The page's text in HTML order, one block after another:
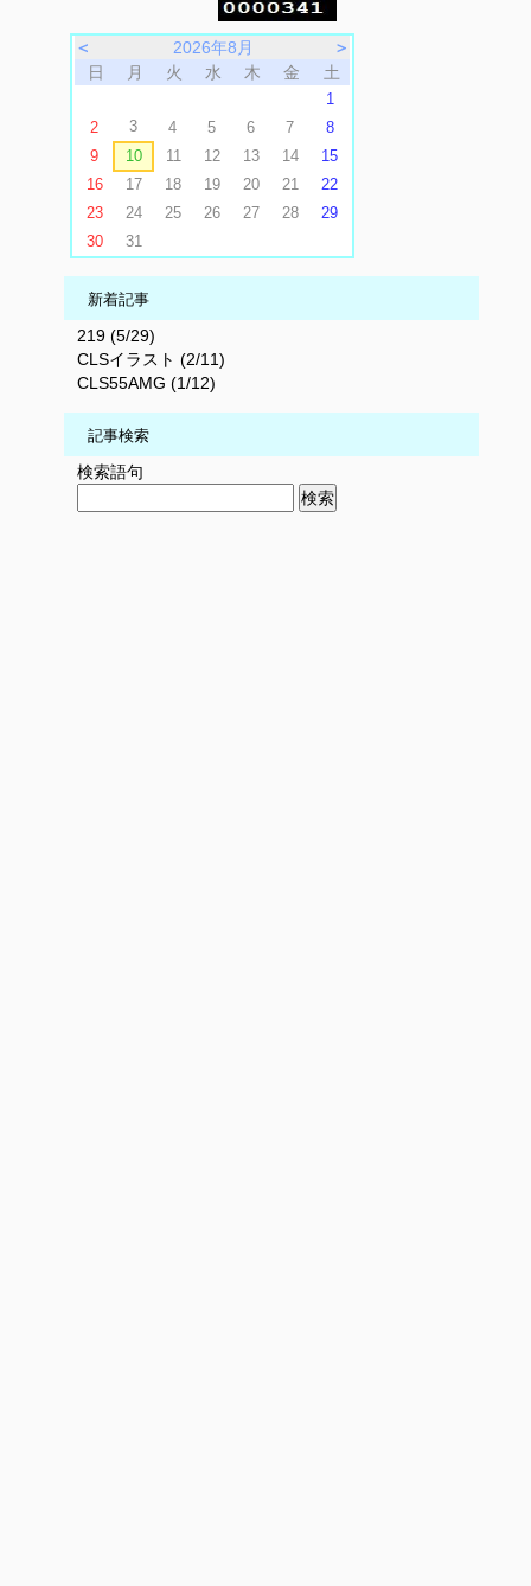
＜ 2026年8月
＞
日
月 火 水 木 金 土
1
2
3 4 5 6 7
8
9
10 11 12 13 14
15
16
17 18 19 20 21
22
23
24 25 26 27 28
29
30
31
新着記事
219 (5/29)
CLSイラスト (2/11)
CLS55AMG (1/12)
記事検索
検索語句